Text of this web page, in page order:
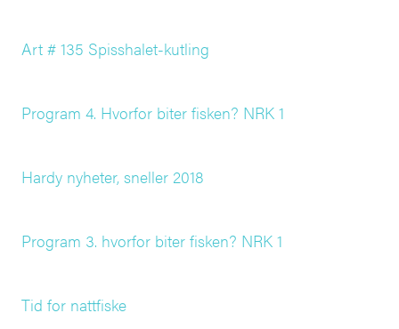
Art # 135 Spisshalet-kutling
Program 4. Hvorfor biter fisken? NRK 1
Hardy nyheter, sneller 2018
Program 3. hvorfor biter fisken? NRK 1
Tid for nattfiske